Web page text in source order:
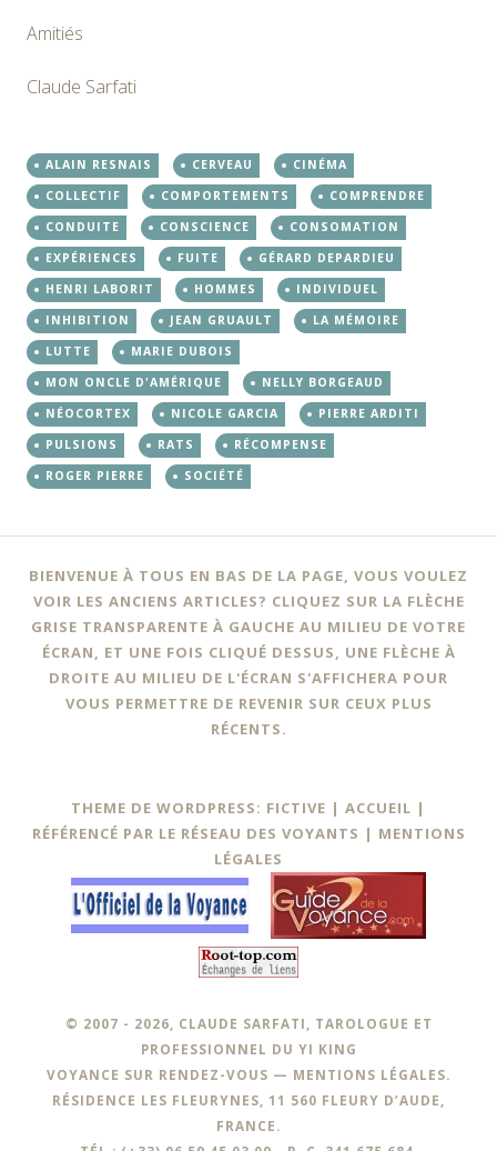
Amitiés
Claude Sarfati
ALAIN RESNAIS CERVEAU
CINÉMA
COLLECTIF
COMPORTEMENTS
COMPRENDRE
CONDUITE
CONSCIENCE
CONSOMATION
EXPÉRIENCES
FUITE
GÉRARD DEPARDIEU
HENRI LABORIT
HOMMES
INDIVIDUEL
INHIBITION
JEAN GRUAULT
LA MÉMOIRE
LUTTE
MARIE DUBOIS
MON ONCLE D'AMÉRIQUE
NELLY BORGEAUD
NÉOCORTEX
NICOLE GARCIA
PIERRE ARDITI
PULSIONS
RATS
RÉCOMPENSE
ROGER PIERRE
SOCIÉTÉ
BIENVENUE À TOUS EN BAS DE LA PAGE, VOUS VOULEZ
VOIR LES ANCIENS ARTICLES? CLIQUEZ SUR LA FLÈCHE
GRISE TRANSPARENTE À GAUCHE AU MILIEU DE VOTRE
ÉCRAN, ET UNE FOIS CLIQUÉ DESSUS, UNE FLÈCHE À
DROITE AU MILIEU DE L'ÉCRAN S'AFFICHERA POUR
VOUS PERMETTRE DE REVENIR SUR CEUX PLUS
RÉCENTS.
THEME DE WORDPRESS: FICTIVE | ACCUEIL |
RÉFÉRENCÉ PAR LE RÉSEAU DES VOYANTS | MENTIONS
LÉGALES
© 2007 - 2026, CLAUDE SARFATI, TAROLOGUE ET
PROFESSIONNEL DU YI KING
VOYANCE SUR RENDEZ-VOUS — MENTIONS LÉGALES.
RÉSIDENCE LES FLEURYNES, 11 560 FLEURY D’AUDE,
FRANCE.